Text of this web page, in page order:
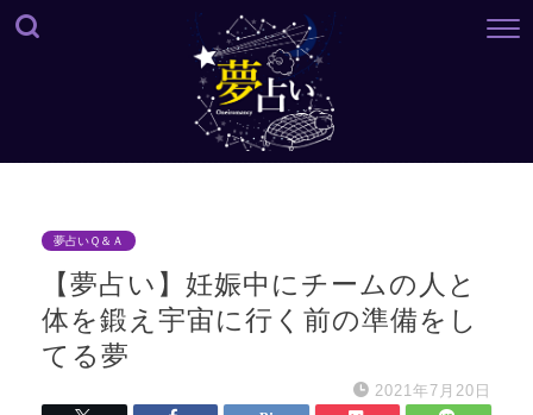
夢占いＱ＆Ａ
【夢占い】妊娠中にチームの人と
体を鍛え宇宙に行く前の準備をし
てる夢
2021年7月20日